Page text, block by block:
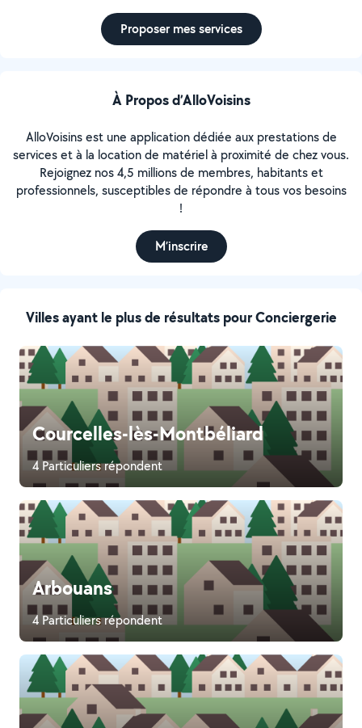
Villes ayant le plus de résultats pour Conciergerie
Courcelles-lès-Montbéliard
4 Particuliers répondent
Arbouans
4 Particuliers répondent
Proposer mes services
À Propos d’AlloVoisins
AlloVoisins est une application dédiée aux prestations de
services et à la location de matériel à proximité de chez vous.
Rejoignez nos 4,5 millions de membres, habitants et
professionnels, susceptibles de répondre à tous vos besoins
!
M’inscrire